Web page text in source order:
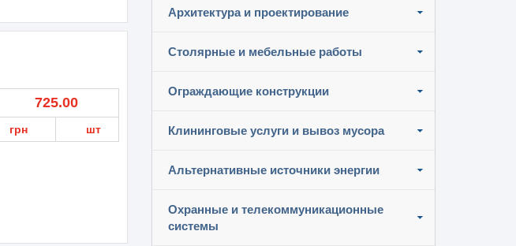
Архитектура и проектирование
Столярные и мебельные работы
Ограждающие конструкции
Клининговые услуги и вывоз мусора
Альтернативные источники энергии
Охранные и телекоммуникационные
системы
725.00
грн шт